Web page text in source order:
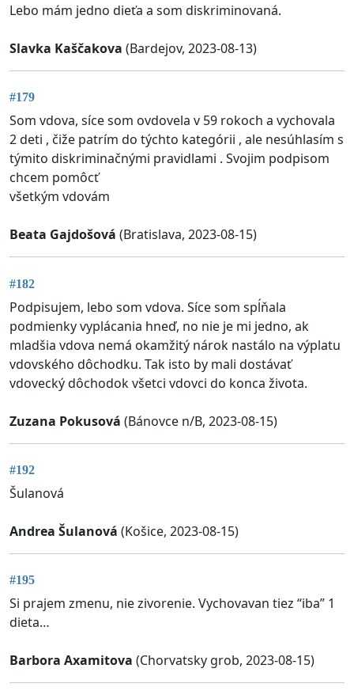
Lebo mám jedno dieťa a som diskriminovaná.
Slavka Kaščakova (Bardejov, 2023-08-13)
#179
Som vdova, síce som ovdovela v 59 rokoch a vychovala
2 deti , čiže patrím do týchto kategórii , ale nesúhlasím s
týmito diskriminačnými pravidlami . Svojim podpisom
chcem pomôcť
všetkým vdovám
Beata Gajdošová (Bratislava, 2023-08-15)
#182
Podpisujem, lebo som vdova. Síce som spĺňala
podmienky vyplácania hneď, no nie je mi jedno, ak
mladšia vdova nemá okamžitý nárok nastálo na výplatu
vdovského dôchodku. Tak isto by mali dostávať
vdovecký dôchodok všetci vdovci do konca života.
Zuzana Pokusová (Bánovce n/B, 2023-08-15)
#192
Šulanová
Andrea Šulanová (Košice, 2023-08-15)
#195
Si prajem zmenu, nie zivorenie. Vychovavan tiez “iba” 1
dieta…
Barbora Axamitova (Chorvatsky grob, 2023-08-15)